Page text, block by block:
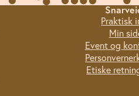
Praktisk
Min
Event og
Etiske